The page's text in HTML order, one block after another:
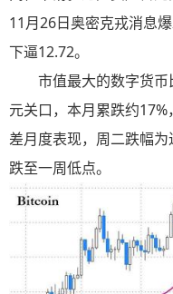
11月26日奥密克戎消息
下逼12.72。
市值最大的数字货
元关口，本月累跌约
差月度表现，周二跌幅
跌至一周低点。